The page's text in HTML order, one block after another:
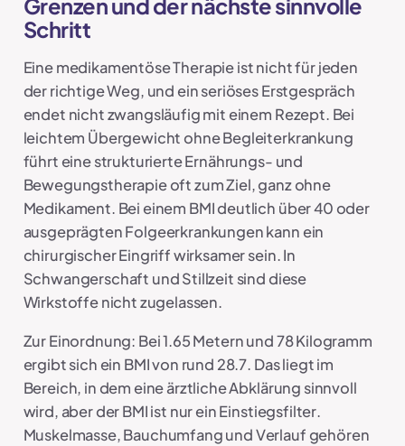
Grenzen und der nächste sinnvolle
Schritt
Eine medikamentöse Therapie ist nicht für jeden
der richtige Weg, und ein seriöses Erstgespräch
endet nicht zwangsläufig mit einem Rezept. Bei
leichtem Übergewicht ohne Begleiterkrankung
führt eine strukturierte Ernährungs- und
Bewegungstherapie oft zum Ziel, ganz ohne
Medikament. Bei einem BMI deutlich über 40 oder
ausgeprägten Folgeerkrankungen kann ein
chirurgischer Eingriff wirksamer sein. In
Schwangerschaft und Stillzeit sind diese
Wirkstoffe nicht zugelassen.
Zur Einordnung: Bei 1.65 Metern und 78 Kilogramm
ergibt sich ein BMI von rund 28.7. Das liegt im
Bereich, in dem eine ärztliche Abklärung sinnvoll
wird, aber der BMI ist nur ein Einstiegsfilter.
Muskelmasse, Bauchumfang und Verlauf gehören